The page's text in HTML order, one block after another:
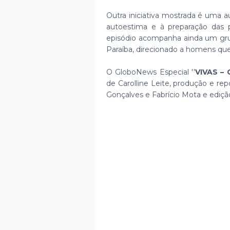
Outra iniciativa mostrada é uma
autoestima e à preparação das
episódio acompanha ainda um
Paraíba, direcionado a homens
O GloboNews Especial ''VIVAS
de Carolline Leite, produção e
Gonçalves e Fabrício Mota e